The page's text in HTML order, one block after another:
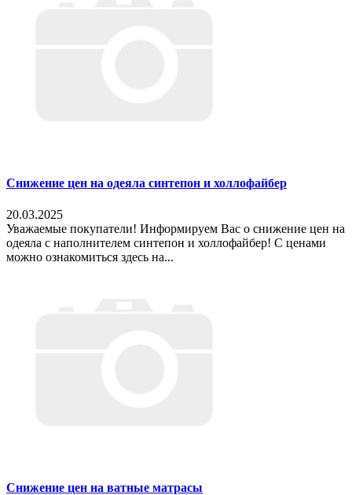
Снижение цен на одеяла синтепон и холлофайбер
20.03.2025
Уважаемые покупатели! Информируем Вас о снижение цен на
одеяла с наполнителем синтепон и холлофайбер! С ценами
можно ознакомиться здесь на...
Снижение цен на ватные матрасы